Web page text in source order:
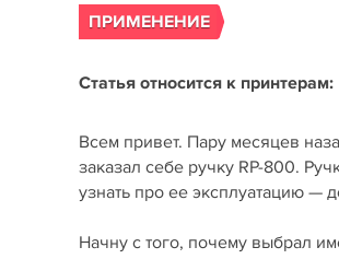
ПРИМЕНЕНИЕ
Статья относится к принтерам:
Всем привет. Пару месяцев
заказал себе ручку RP-800.
узнать про ее эксплуатацию —
Начну с того, почему выбрал